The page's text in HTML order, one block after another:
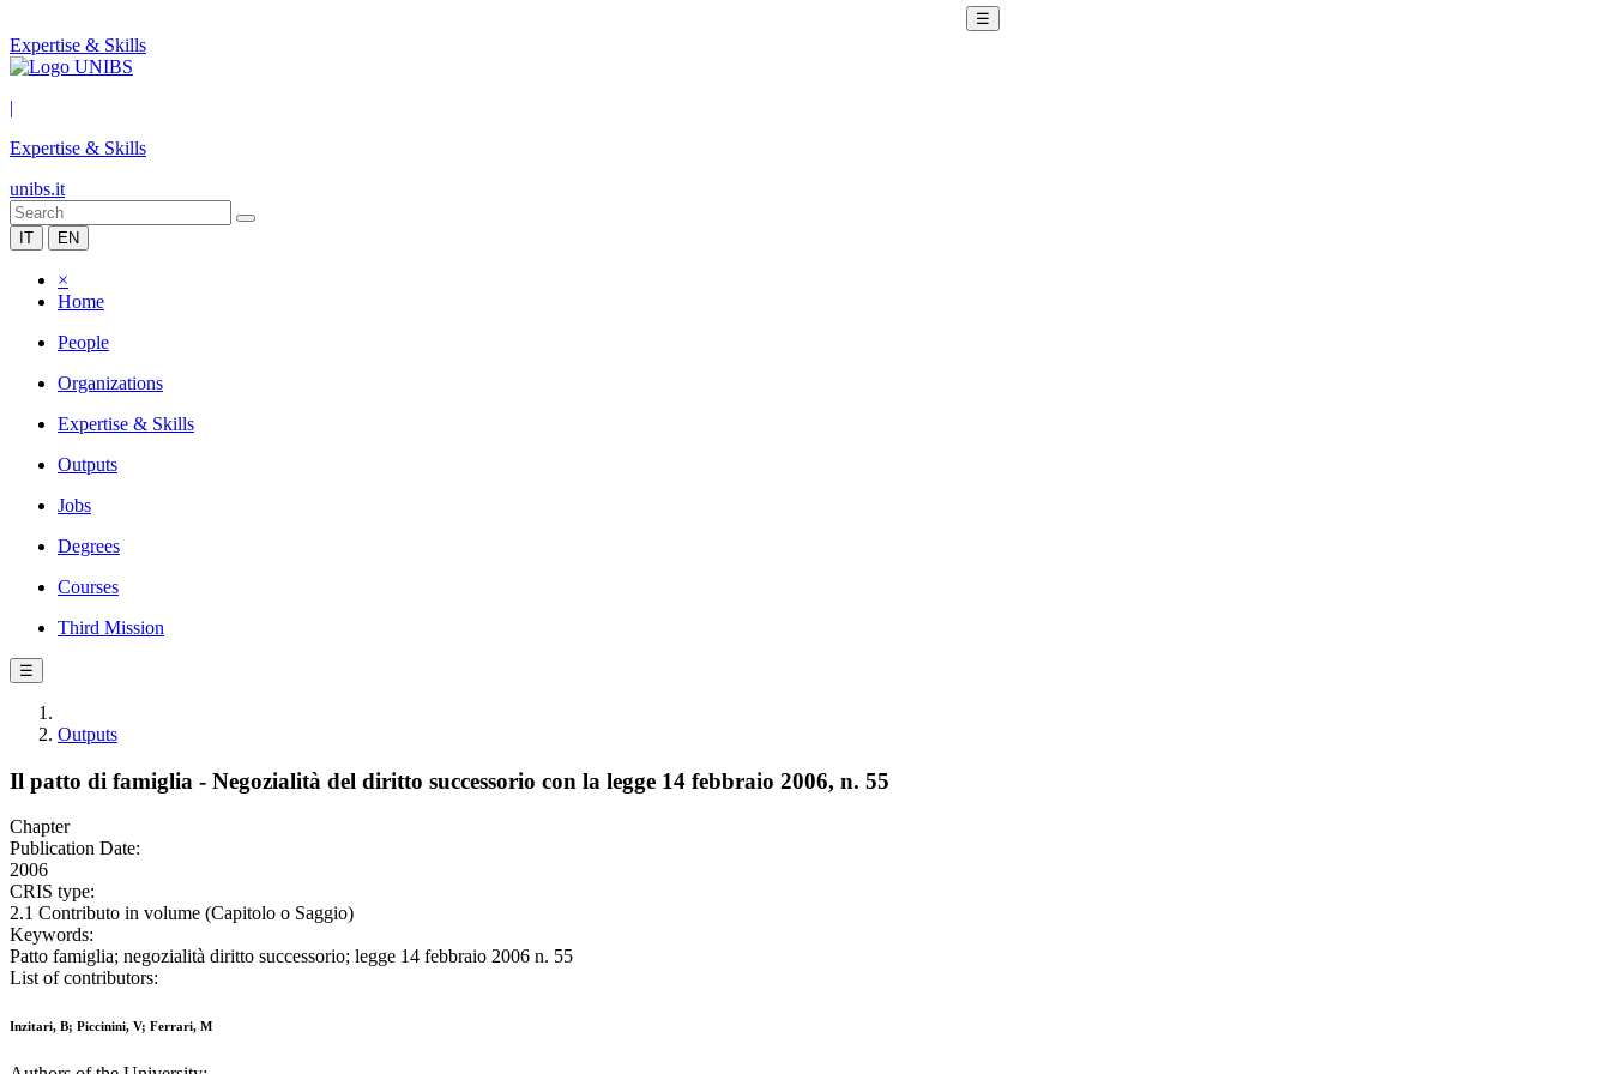
☰
Expertise & Skills
|
Expertise & Skills
unibs.it
IT EN
×
Home
People
Organizations
Expertise & Skills
Outputs
Jobs
Degrees
Courses
Third Mission
☰
Outputs
Il patto di famiglia - Negozialità del diritto successorio con la legge 14 febbraio 2006, n. 55
Chapter
Publication Date:
2006
CRIS type:
2.1 Contributo in volume (Capitolo o Saggio)
Keywords:
Patto famiglia; negozialità diritto successorio; legge 14 febbraio 2006 n. 55
List of contributors:
Inzitari, B; Piccinini, V; Ferrari, M